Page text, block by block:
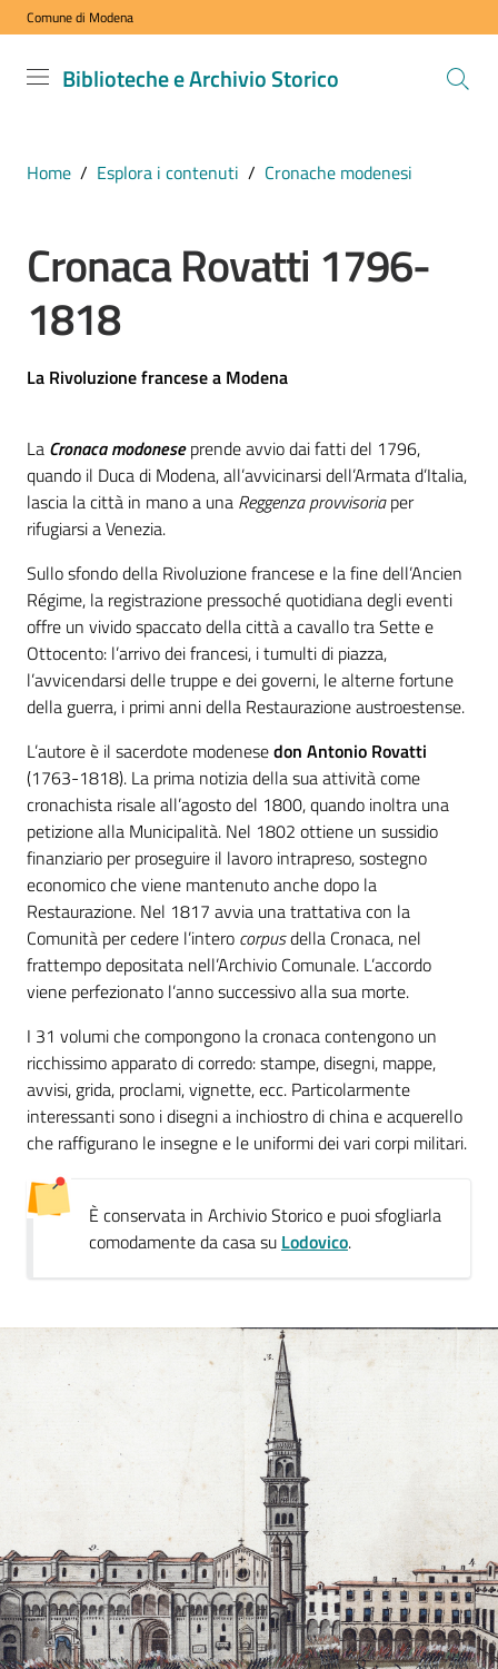
Vai al contenuto
Vai alla navigazione
Vai al footer
Comune di Modena
Biblioteche e Archivio Storico
Biblioteche
COMUNE DI
MODENA
VISITA
nostri
ESPLORA
i
contenuti
SCOPRI
i
servizi
alle
attività
UTILIZZA
i
servizi
online
Novità
e
consigli
Avvisi
FAQ
Contatti
Seguici
su
Home / Esplora i contenuti / Cronache modenesi
Cronaca Rovatti 1796-
1818
La Rivoluzione francese a Modena
La Cronaca modoneseprende avvio dai fatti del 1796,
quando il Duca di Modena, all’avvicinarsi dell’Armata d’Italia,
lascia la città in mano a una Reggenza provvisoriaper
rifugiarsi a Venezia.
Sullo sfondo della Rivoluzione francese e la fine dell’Ancien
Régime, la registrazione pressoché quotidiana degli eventi
offre un vivido spaccato della città a cavallo tra Sette e
Ottocento: l’arrivo dei francesi, i tumulti di piazza,
l’avvicendarsi delle truppe e dei governi, le alterne fortune
della guerra, i primi anni della Restaurazione austroestense.
L’autore è il sacerdote modenesedon Antonio Rovatti
(1763-1818). La prima notizia della sua attività come
cronachista risale all’agosto del 1800, quando inoltra una
petizione alla Municipalità. Nel 1802 ottiene un sussidio
finanziario per proseguire il lavoro intrapreso, sostegno
economico che viene mantenuto anche dopo la
Restaurazione. Nel 1817 avvia una trattativa con la
Comunità per cedere l’intero corpusdella Cronaca, nel
frattempo depositata nell’Archivio Comunale. L’accordo
viene perfezionato l’anno successivo alla sua morte.
I 31 volumi che compongono la cronaca contengono un
ricchissimo apparato di corredo: stampe, disegni, mappe,
avvisi, grida, proclami, vignette, ecc. Particolarmente
interessanti sono i disegni a inchiostro di china e acquerello
che raffigurano le insegne e le uniformi dei vari corpi militari.
È conservata in Archivio Storico e puoi sfogliarla
comodamente da casa su Lodovico.